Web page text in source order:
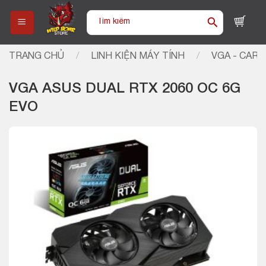
content
Tìm
TRANG CHỦ / LINH KIỆN MÁY TÍNH / VGA -
VGA ASUS DUAL RTX 2060 OC 6G
EVO